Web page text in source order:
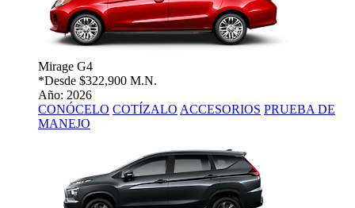
Mirage G4
*Desde $322,900 M.N.
Año: 2026
CONÓCELO COTÍZALO ACCESORIOS PRUEBA DE
MANEJO